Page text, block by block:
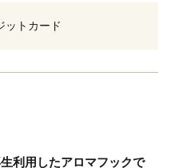
ットカード
利用したアロマフックで